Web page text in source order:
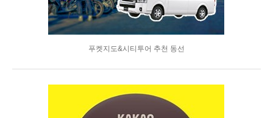
푸켓지도&시티투어 추천 동선